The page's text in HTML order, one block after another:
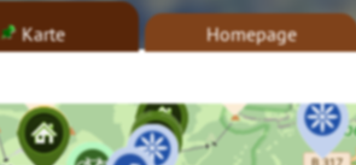
Karte Homepage